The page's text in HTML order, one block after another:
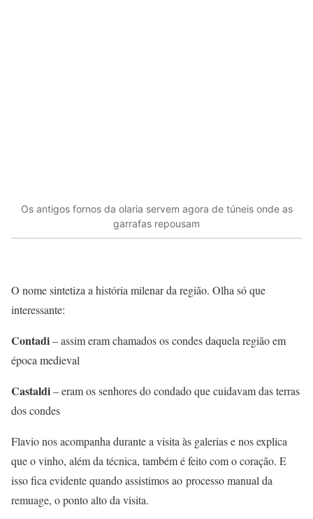
Os antigos fornos da olaria servem agora de túneis onde as
garrafas repousam
O nome sintetiza a história milenar da região. Olha só que
interessante:
Contadi– assim eram chamados os condes daquela região em
época medieval
Castaldi– eram os senhores do condado que cuidavam das terras
dos condes
Flavio nos acompanha durante a visita às galerias e nos explica
que o vinho, além da técnica, também é feito com o coração. E
isso fica evidente quando assistimos ao processo manual da
remuage, o ponto alto da visita.